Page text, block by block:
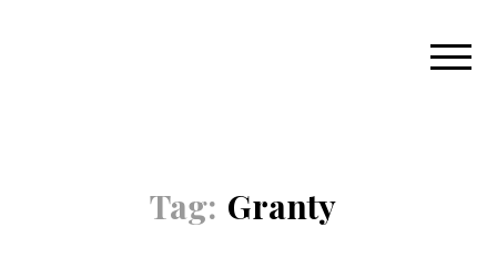
Tag: Granty